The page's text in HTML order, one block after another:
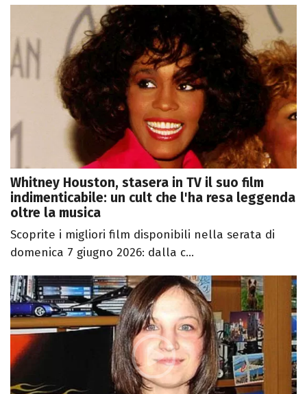
Whitney Houston, stasera in TV il suo film
indimenticabile: un cult che l'ha resa leggenda
oltre la musica
Scoprite i migliori film disponibili nella serata di
domenica 7 giugno 2026: dalla c...